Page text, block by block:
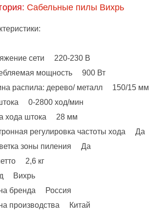
Сабельные пилы Вихрь
сети 220-230 В
мощность 900 Вт
распила: дерево/ металл 150/15 мм
0-2800 ход/мин
хода штока 28 мм
регулировка частоты хода Да
зоны пиления Да
2,6 кг
Вихрь
бренда Россия
производства Китай